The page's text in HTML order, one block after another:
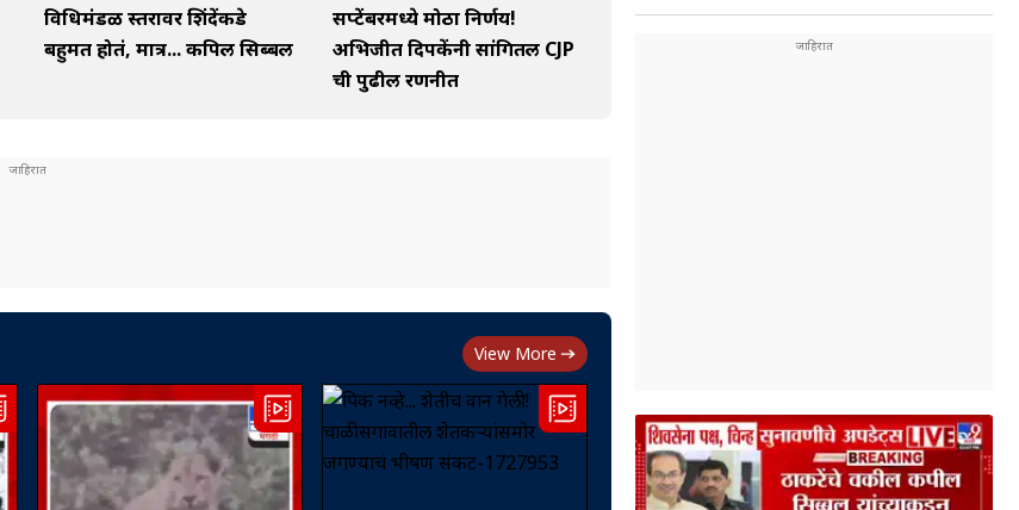
विधिमंडळ स्तरावर शिंदेंकडे
बहुमत होतं, मात्र... कपिल सिब्बल
सप्टेंबरमध्ये मोठा निर्णय!
अभिजीत दिपकेंनी सांगितली CJP
ची पुढील रणनीत
View More